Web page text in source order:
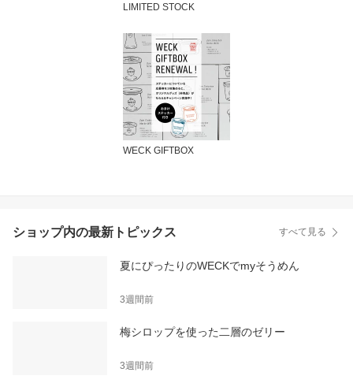
LIMITED STOCK
WECK GIFTBOX
ショップ内の最新トピックス すべて見る
夏にぴったりのWECKでmyそうめん
3週間前
梅シロップを使った二層のゼリー
3週間前